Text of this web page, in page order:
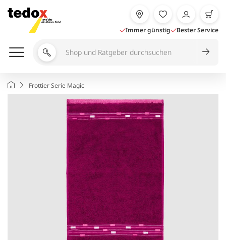
Inhalt
springen
Immer günstig Bester Service
Shop
durchsuchen
StartseiteFrottier Serie Magic